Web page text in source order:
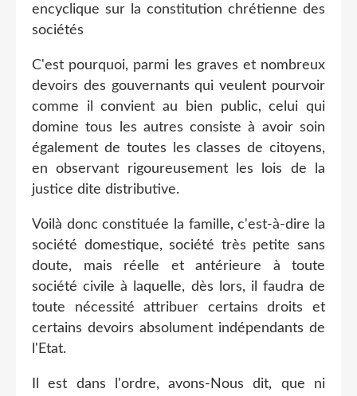
encyclique sur la constitution chrétienne des
sociétés
C'est pourquoi, parmi les graves et nombreux
devoirs des gouvernants qui veulent pourvoir
comme il convient au bien public, celui qui
domine tous les autres consiste à avoir soin
également de toutes les classes de citoyens,
en observant rigoureusement les lois de la
justice dite distributive.
Voilà donc constituée la famille, c'est-à-dire la
société domestique, société très petite sans
doute, mais réelle et antérieure à toute
société civile à laquelle, dès lors, il faudra de
toute nécessité attribuer certains droits et
certains devoirs absolument indépendants de
l'Etat.
Il est dans l'ordre, avons-Nous dit, que ni